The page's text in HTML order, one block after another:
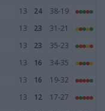
13 24
38-19
13 23
31-21
13 23
35-23
13 16
34-35
13 16
19-32
13 12
17-27